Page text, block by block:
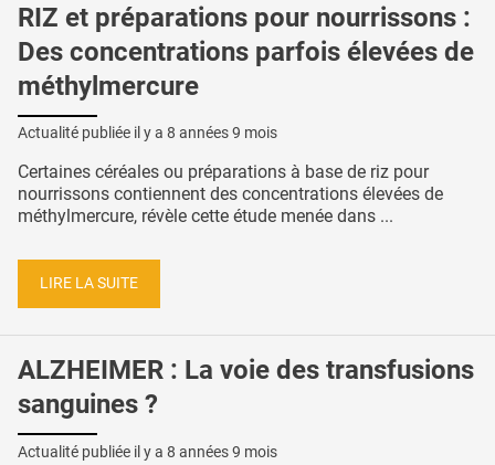
RIZ et préparations pour nourrissons :
Des concentrations parfois élevées de
méthylmercure
Actualité publiée il y a 8 années 9 mois
Certaines céréales ou préparations à base de riz pour
nourrissons contiennent des concentrations élevées de
méthylmercure, révèle cette étude menée dans ...
LIRE LA SUITE
ALZHEIMER : La voie des transfusions
sanguines ?
Actualité publiée il y a 8 années 9 mois